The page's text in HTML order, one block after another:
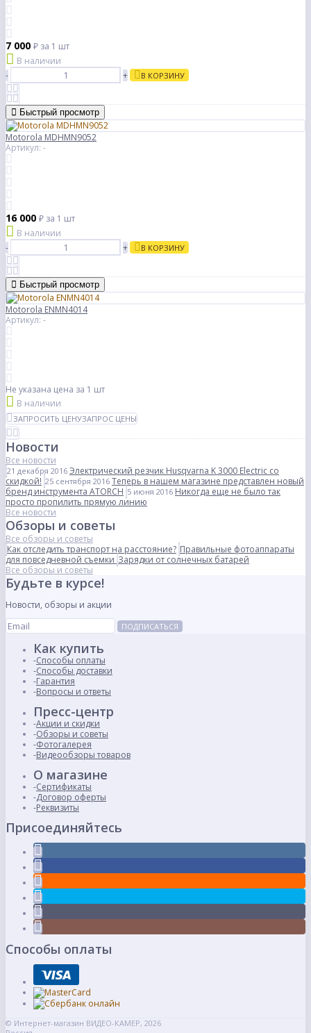
7 000 ₽ за 1 шт
В наличии
-
+ В КОРЗИНУ
Быстрый просмотр
Motorola MDHMN9052
Артикул: -
16 000 ₽ за 1 шт
В наличии
-
+ В КОРЗИНУ
Быстрый просмотр
Motorola ENMN4014
Артикул: -
Не указана цена за 1 шт
В наличии
ЗАПРОСИТЬ ЦЕНУЗАПРОС ЦЕНЫ
Новости
Все новости
21 декабря 2016 Электрический резчик Husqvarna K 3000 Electric со
скидкой! 25 сентября 2016 Теперь в нашем магазине представлен новый
бренд инструмента ATORCH 5 июня 2016 Никогда еще не было так
просто пропилить прямую линию
Все новости
Обзоры и советы
Все обзоры и советы
Как отследить транспорт на расстояние? Правильные фотоаппараты
для повседневной съемки Зарядки от солнечных батарей
Все обзоры и советы
Будьте в курсе!
Новости, обзоры и акции
ПОДПИСАТЬСЯ
Как купить
Способы оплаты
Способы доставки
Гарантия
Вопросы и ответы
Пресс-центр
Акции и скидки
Обзоры и советы
Фотогалерея
Видеообзоры товаров
О магазине
Сертификаты
Договор оферты
Реквизиты
Присоединяйтесь
Способы оплаты
© Интернет-магазин ВИДЕО-КАМЕР, 2026